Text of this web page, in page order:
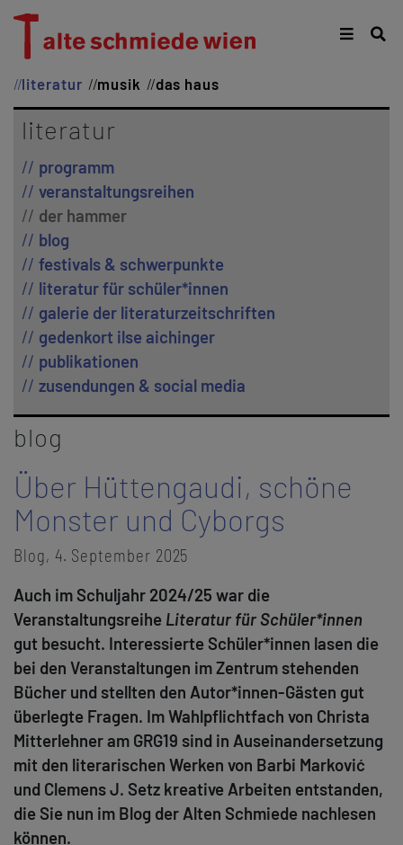
literatur musik das haus
literatur
programm
veranstaltungsreihen
der hammer
blog
festivals & schwerpunkte
literatur für schüler*innen
galerie der literaturzeitschriften
gedenkort ilse aichinger
publikationen
zusendungen & social media
blog
Über Hüttengaudi, schöne
Monster und Cyborgs
Blog, 4. September 2025
Auch im Schuljahr 2024/25 war die
Veranstaltungsreihe Literatur für Schüler*innen
gut besucht. Interessierte Schüler*innen lasen die
bei den Veranstaltungen im Zentrum stehenden
Bücher und stellten den Autor*innen-Gästen gut
überlegte Fragen. Im Wahlpflichtfach von Christa
Mitterlehner am GRG19 sind in Auseinandersetzung
mit den literarischen Werken von Barbi Marković
und Clemens J. Setz kreative Arbeiten entstanden,
die Sie nun im Blog der Alten Schmiede nachlesen
können.